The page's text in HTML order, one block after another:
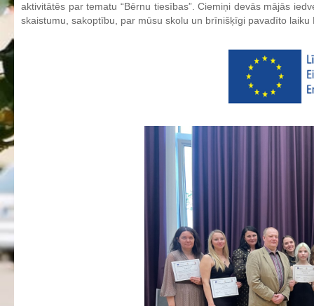
Nolikums
Šūto izstrādājumu ražošanas tehnoloģija
aktivitātēs par tematu “Bērnu tiesības”. Ciemiņi devās mājās
skaistumu, sakoptību, par mūsu skolu un brīnišķīgi pavadīto